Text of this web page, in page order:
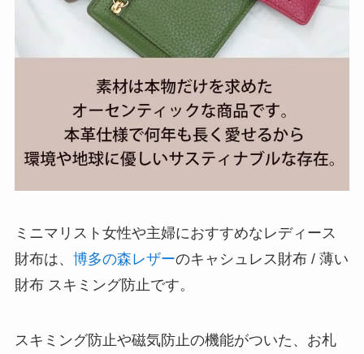
ミニマリスト女性や主婦におすすめなレディース
財布は、 博多の森レザーのキャシュレス財布 / 薄い
財布 スキミング防止です。
スキミング防止や磁気防止の機能がついた、お札